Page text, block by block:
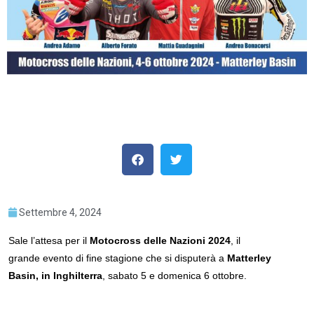
Settembre 4, 2024
Sale l’attesa per il Motocross delle Nazioni 2024 , il
grande evento di fine stagione che si disputerà a Matterley
Basin, in Inghilterra , sabato 5 e domenica 6 ottobre.